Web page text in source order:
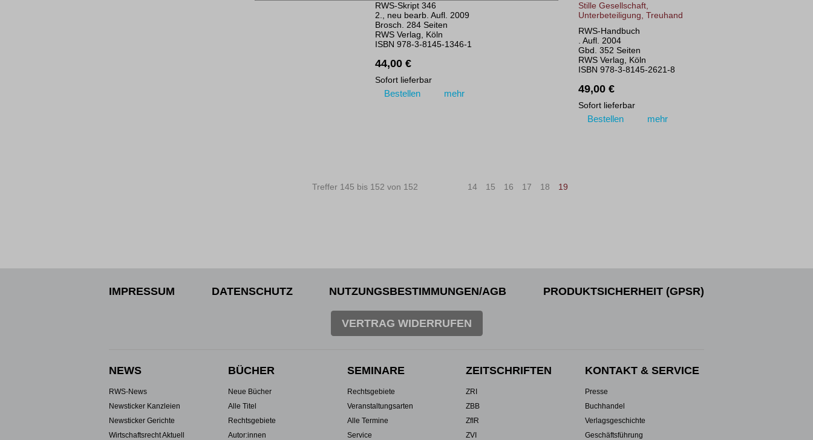
RWS-Skript 346
2., neu bearb. Aufl. 2009
Brosch. 284 Seiten
RWS Verlag, Köln
ISBN 978-3-8145-1346-1
44,00 €
Sofort lieferbar
Bestellen mehr
Stille Gesellschaft,
Unterbeteiligung, Treuhand
RWS-Handbuch
. Aufl. 2004
Gbd. 352 Seiten
RWS Verlag, Köln
ISBN 978-3-8145-2621-8
49,00 €
Sofort lieferbar
Bestellen mehr
Treffer 145 bis 152 von 152 14 15 16 17 18 19
IMPRESSUM DATENSCHUTZ NUTZUNGSBESTIMMUNGEN/AGB PRODUKTSICHERHEIT (GPSR)
VERTRAG WIDERRUFEN
NEWS
RWS-News
Newsticker Kanzleien
Newsticker Gerichte
Wirtschaftsrecht Aktuell
BÜCHER
Neue Bücher
Alle Titel
Rechtsgebiete
Autor:innen
SEMINARE
Rechtsgebiete
Veranstaltungsarten
Alle Termine
Service
ZEITSCHRIFTEN
ZRI
ZBB
ZfIR
ZVI
KONTAKT & SERVICE
Presse
Buchhandel
Verlagsgeschichte
Geschäftsführung